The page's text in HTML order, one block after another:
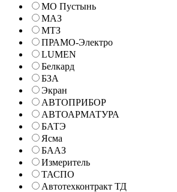
МО Пустынь
МАЗ
МТЗ
ПРАМО-Электро
LUMEN
Белкард
БЗА
Экран
АВТОПРИБОР
АВТОАРМАТУРА
БАТЭ
Ясма
БААЗ
Измеритель
ТАСПО
Автотехконтракт ТД